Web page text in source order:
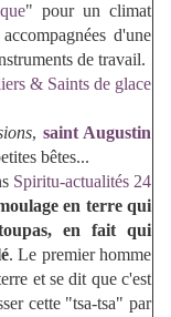
" pour un climat
d'une
de travail.
& Saints de glace
, saint Augustin
bêtes...
Spiritu-actualités 24
en terre qui
en fait qui
. Le premier homme
et se dit que c'est
cette "tsa-tsa" par